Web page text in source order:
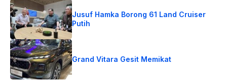
Jusuf Hamka Borong 61 Land Cruiser
Putih
Grand Vitara Gesit Memikat